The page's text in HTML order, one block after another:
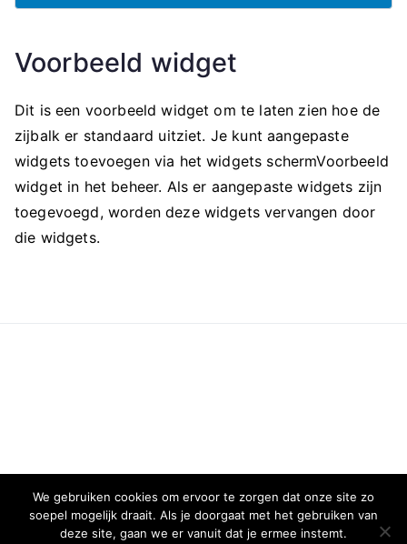
Voorbeeld widget
Dit is een voorbeeld widget om te laten zien hoe de
zijbalk er standaard uitziet. Je kunt aangepaste
widgets toevoegen via het widgets schermVoorbeeld
widget in het beheer. Als er aangepaste widgets zijn
toegevoegd, worden deze widgets vervangen door
die widgets.
We gebruiken cookies om ervoor te zorgen dat onze site zo
soepel mogelijk draait. Als je doorgaat met het gebruiken van
deze site, gaan we er vanuit dat je ermee instemt.